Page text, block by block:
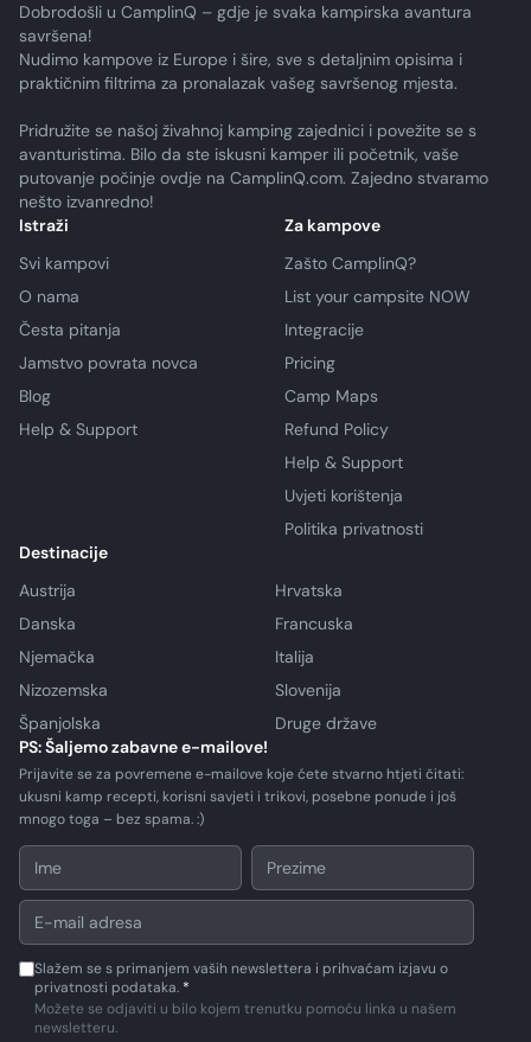
Dobrodošli u CamplinQ – gdje je svaka kampirska avantura
savršena!
Nudimo kampove iz Europe i šire, sve s detaljnim opisima i
praktičnim filtrima za pronalazak vašeg savršenog mjesta.
Pridružite se našoj živahnoj kamping zajednici i povežite se s
avanturistima. Bilo da ste iskusni kamper ili početnik, vaše
putovanje počinje ovdje na CamplinQ.com. Zajedno stvaramo
nešto izvanredno!
Istraži
Svi kampovi
O nama
Česta pitanja
Jamstvo povrata novca
Blog
Help & Support
Za kampove
Zašto CamplinQ?
List your campsite NOW
Integracije
Pricing
Camp Maps
Refund Policy
Help & Support
Uvjeti korištenja
Politika privatnosti
Destinacije
Austrija
Hrvatska
Danska
Francuska
Njemačka
Italija
Nizozemska
Slovenija
Španjolska
Druge države
PS: Šaljemo zabavne e-mailove!
Prijavite se za povremene e-mailove koje ćete stvarno htjeti čitati:
ukusni kamp recepti, korisni savjeti i trikovi, posebne ponude i još
mnogo toga – bez spama. :)
Slažem se s primanjem vaših newslettera i prihvaćam izjavu o
privatnosti podataka. *
Možete se odjaviti u bilo kojem trenutku pomoću linka u našem
newsletteru.